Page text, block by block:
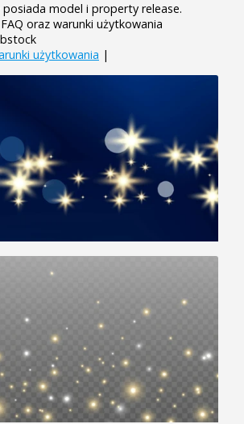
posiada model i property release.
oraz warunki użytkowania
użytkowania |